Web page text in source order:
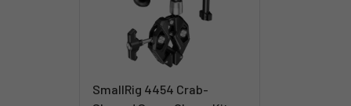
SmallRig 4454 Crab-